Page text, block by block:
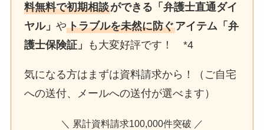
料無料で初期相談ができる「弁護士直通ダイ
ヤル」やトラブルを未然に防ぐアイテム「弁
護士保険証」
も大変好評です！ *4
気になる方はまずは資料請求から！（ご自宅
への送付、メールへの送付が選べます）
＼ 累計資料請求100,000件突破 ／